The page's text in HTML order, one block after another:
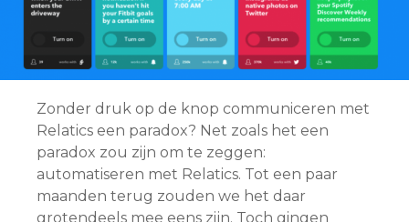
Zonder druk op de knop communiceren met
Relatics een paradox? Net zoals het een
paradox zou zijn om te zeggen:
automatiseren met Relatics. Tot een paar
maanden terug zouden we het daar
grotendeels mee eens zijn. Toch gingen